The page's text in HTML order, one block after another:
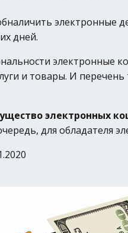
электронные
дней.
электронные
и товары. И
электронных
для обладателя